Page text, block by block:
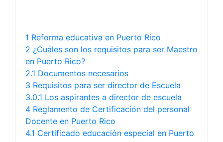
1 Reforma educativa en Puerto Rico
2 ¿Cuáles son los requisitos para ser Maestro
en Puerto Rico?
2.1 Documentos necesarios
3 Requisitos para ser director de Escuela
3.0.1 Los aspirantes a director de escuela
4 Reglamento de Certificación del personal
Docente en Puerto Rico
4.1 Certificado educación especial en Puerto